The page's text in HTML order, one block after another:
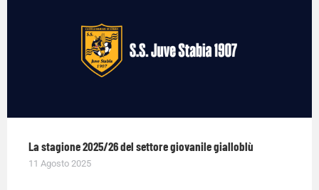
La stagione 2025/26 del settore giovanile gialloblù
11 Agosto 2025